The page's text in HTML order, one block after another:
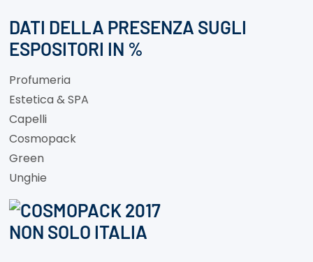
DATI DELLA PRESENZA SUGLI
ESPOSITORI IN %
Profumeria
Estetica & SPA
Capelli
Cosmopack
Green
Unghie
NON SOLO ITALIA